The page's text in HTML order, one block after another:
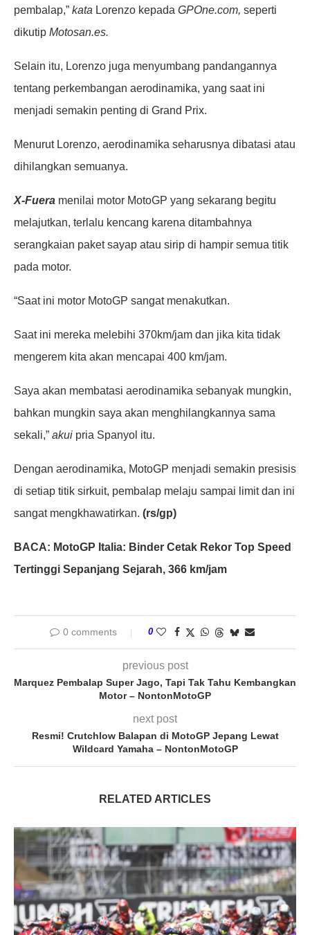
pembalap,” kata Lorenzo kepada GPOne.com, seperti
dikutip Motosan.es.
Selain itu, Lorenzo juga menyumbang pandangannya
tentang perkembangan aerodinamika, yang saat ini
menjadi semakin penting di Grand Prix.
Menurut Lorenzo, aerodinamika seharusnya dibatasi atau
dihilangkan semuanya.
X-Fuera menilai motor MotoGP yang sekarang begitu
melajutkan, terlalu kencang karena ditambahnya
serangkaian paket sayap atau sirip di hampir semua titik
pada motor.
“Saat ini motor MotoGP sangat menakutkan.
Saat ini mereka melebihi 370km/jam dan jika kita tidak
mengerem kita akan mencapai 400 km/jam.
Saya akan membatasi aerodinamika sebanyak mungkin,
bahkan mungkin saya akan menghilangkannya sama
sekali,” akui pria Spanyol itu.
Dengan aerodinamika, MotoGP menjadi semakin presisis
di setiap titik sirkuit, pembalap melaju sampai limit dan ini
sangat mengkhawatirkan. (rs/gp)
BACA: MotoGP Italia: Binder Cetak Rekor Top Speed
Tertinggi Sepanjang Sejarah, 366 km/jam
0 comments 0
previous post
Marquez Pembalap Super Jago, Tapi Tak Tahu Kembangkan
Motor – NontonMotoGP
next post
Resmi! Crutchlow Balapan di MotoGP Jepang Lewat
Wildcard Yamaha – NontonMotoGP
RELATED ARTICLES